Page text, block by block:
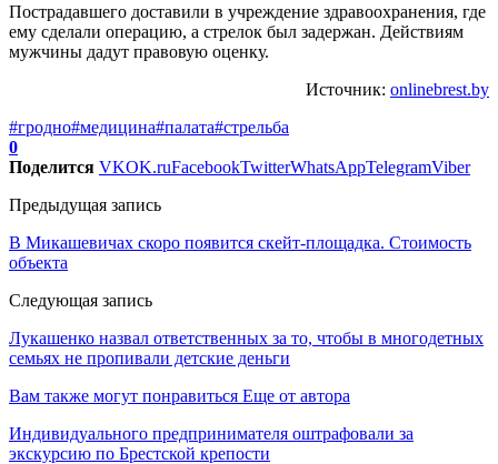
Пострадавшего доставили в учреждение здравоохранения, где
ему сделали операцию, а стрелок был задержан. Действиям
мужчины дадут правовую оценку.
Источник: onlinebrest.by
#гродно#медицина#палата#стрельба
0
Поделится VKOK.ruFacebookTwitterWhatsAppTelegramViber
Предыдущая запись
В Микашевичах скоро появится скейт-площадка. Стоимость
объекта
Следующая запись
Лукашенко назвал ответственных за то, чтобы в многодетных
семьях не пропивали детские деньги
Вам также могут понравиться Еще от автора
Индивидуального предпринимателя оштрафовали за
экскурсию по Брестской крепости